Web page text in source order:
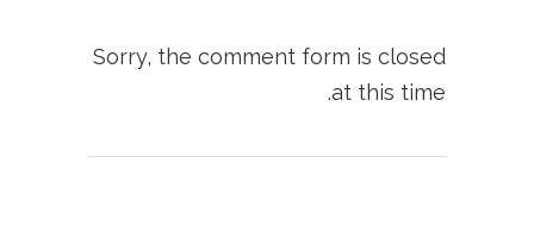
Sorry, the comment form is closed
at this time.